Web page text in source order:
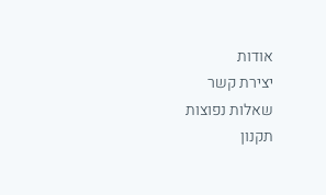
אודות
יצירת קשר
שאלות נפוצות
תקנון